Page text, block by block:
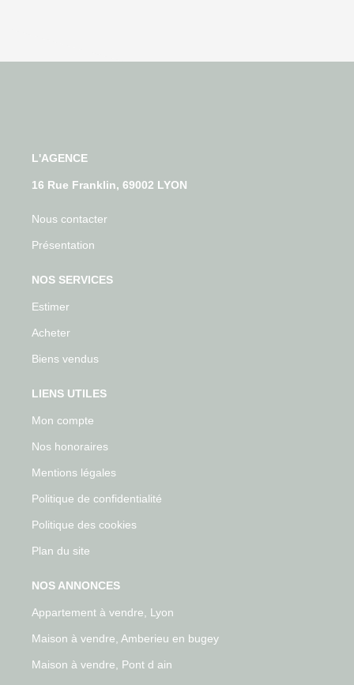
L'AGENCE
16 Rue Franklin, 69002 LYON
Nous contacter
Présentation
NOS SERVICES
Estimer
Acheter
Biens vendus
LIENS UTILES
Mon compte
Nos honoraires
Mentions légales
Politique de confidentialité
Politique des cookies
Plan du site
NOS ANNONCES
Appartement à vendre, Lyon
Maison à vendre, Amberieu en bugey
Maison à vendre, Pont d ain